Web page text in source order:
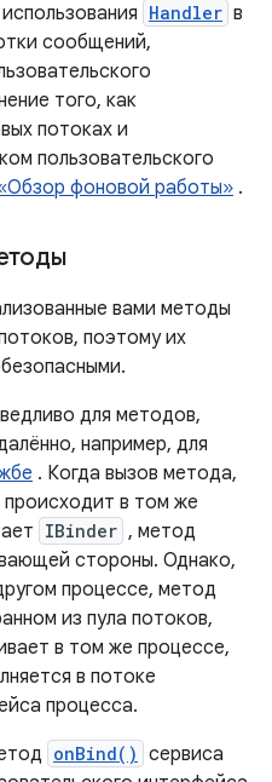
Handler в
сообщений,
того, как
потоках и
пользовательского
фоновой работы» .
вами методы
поэтому их
для методов,
например, для
. Когда вызов метода,
происходит в том же
IBinder , метод
стороны. Однако,
процессе, метод
из пула потоков,
в том же процессе,
в потоке
процесса.
onBind() сервиса